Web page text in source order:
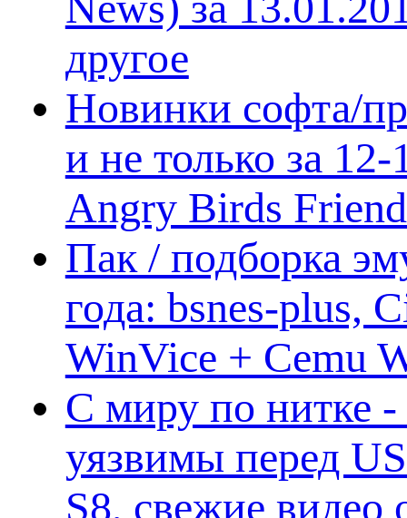
другое
Новинки софта/
и не только за
Angry Birds
Пак / подборка
года: bsnes-plus,
WinVice + Cemu
С миру по нитке
уязвимы перед
S8, свежие